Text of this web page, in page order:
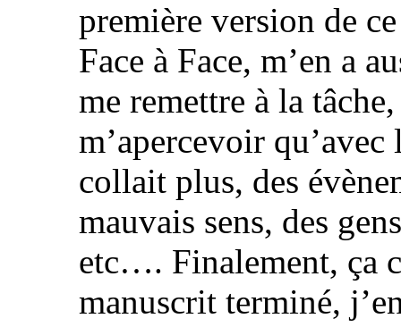
première version de
Face à Face, m’en a
me remettre à la
m’apercevoir
collait plus, des
mauvais sens, des
etc…. Finalement, ça
manuscrit terminé,